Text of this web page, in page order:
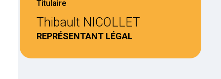
Titulaire
Thibault NICOLLET
REPRÉSENTANT LÉGAL